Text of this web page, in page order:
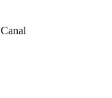
Canal